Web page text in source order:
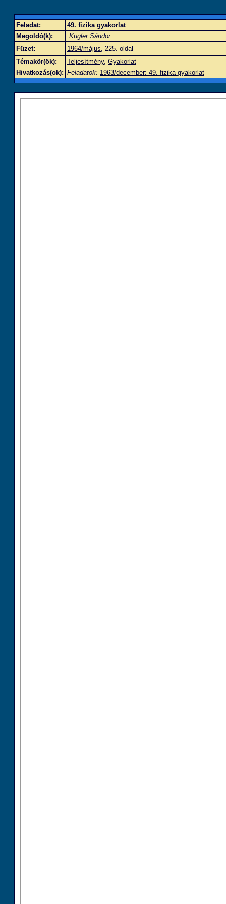
Feladat:
49. fizika gyakorlat
Megoldó(k):
Kugler Sándor
Füzet:
1964/május, 225. oldal
Témakör(ök):
Teljesítmény, Gyakorlat
Hivatkozás(ok): Feladatok: 1963/december: 49. fizika gyakorlat